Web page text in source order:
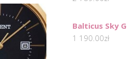
Balticus Sky
1 190.00zł